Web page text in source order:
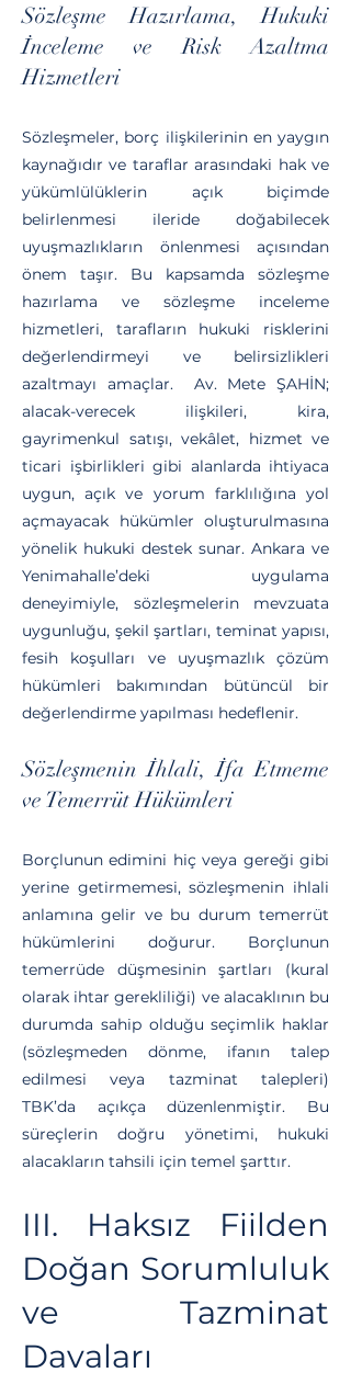
Sözleşme Hazırlama, Hukuki
İnceleme ve Risk Azaltma
Hizmetleri
Sözleşmeler, borç ilişkilerinin en yaygın
kaynağıdır ve taraflar arasındaki hak ve
yükümlülüklerin açık biçimde
belirlenmesi ileride doğabilecek
uyuşmazlıkların önlenmesi açısından
önem taşır. Bu kapsamda sözleşme
hazırlama ve sözleşme inceleme
hizmetleri, tarafların hukuki risklerini
değerlendirmeyi ve belirsizlikleri
azaltmayı amaçlar. Av. Mete ŞAHİN;
alacak-verecek ilişkileri, kira,
gayrimenkul satışı, vekâlet, hizmet ve
ticari işbirlikleri gibi alanlarda ihtiyaca
uygun, açık ve yorum farklılığına yol
açmayacak hükümler oluşturulmasına
yönelik hukuki destek sunar. Ankara ve
Yenimahalle’deki uygulama
deneyimiyle, sözleşmelerin mevzuata
uygunluğu, şekil şartları, teminat yapısı,
fesih koşulları ve uyuşmazlık çözüm
hükümleri bakımından bütüncül bir
değerlendirme yapılması hedeflenir.
Sözleşmenin İhlali, İfa Etmeme
ve Temerrüt Hükümleri
Borçlunun edimini hiç veya gereği gibi
yerine getirmemesi, sözleşmenin ihlali
anlamına gelir ve bu durum temerrüt
hükümlerini doğurur. Borçlunun
temerrüde düşmesinin şartları (kural
olarak ihtar gerekliliği) ve alacaklının bu
durumda sahip olduğu seçimlik haklar
(sözleşmeden dönme, ifanın talep
edilmesi veya tazminat talepleri)
TBK’da açıkça düzenlenmiştir. Bu
süreçlerin doğru yönetimi, hukuki
alacakların tahsili için temel şarttır.
III. Haksız Fiilden
Doğan Sorumluluk
ve Tazminat
Davaları